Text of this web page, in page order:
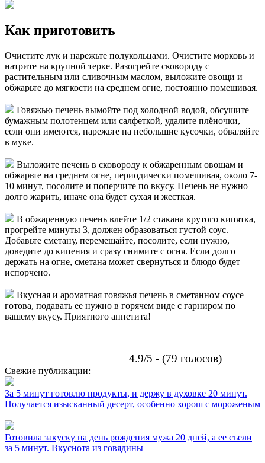
Как приготовить
Очистите лук и нарежьте полукольцами. Очистите морковь и
натрите на крупной терке. Разогрейте сковороду с
растительным или сливочным маслом, выложите овощи и
обжарьте до мягкости на среднем огне, постоянно помешивая.
Говяжью печень вымойте под холодной водой, обсушите
бумажным полотенцем или салфеткой, удалите плёночки,
если они имеются, нарежьте на небольшие кусочки, обваляйте
в муке.
Выложите печень в сковороду к обжаренным овощам и
обжарьте на среднем огне, периодически помешивая, около 7-
10 минут, посолите и поперчите по вкусу. Печень не нужно
долго жарить, иначе она будет сухая и жесткая.
В обжаренную печень влейте 1/2 стакана крутого кипятка,
прогрейте минуты 3, должен образоваться густой соус.
Добавьте сметану, перемешайте, посолите, если нужно,
доведите до кипения и сразу снимите с огня. Если долго
держать на огне, сметана может свернуться и блюдо будет
испорчено.
Вкусная и ароматная говяжья печень в сметанном соусе
готова, подавать ее нужно в горячем виде с гарниром по
вашему вкусу. Приятного аппетита!
4.9/5 - (79 голосов)
Свежие публикации:
За 5 минут готовлю продукты, и держу в духовке 20 минут.
Получается изысканный десерт, особенно хорош с мороженым
Готовила закуску на день рождения мужа 20 дней, а ее съели
за 5 минут. Вкуснота из говядины